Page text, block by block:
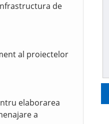
de
al proiectelor
elaborarea
a